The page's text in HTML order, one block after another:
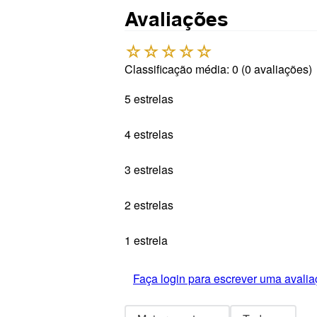
Avaliações
☆☆☆☆☆
Classificação média: 0 (0 avaliações)
5 estrelas
4 estrelas
3 estrelas
2 estrelas
1 estrela
Faça login para escrever uma